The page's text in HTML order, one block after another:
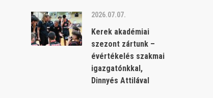
2026.07.07.
Kerek akadémiai
szezont zártunk –
évértékelés szakmai
igazgatónkkal,
Dinnyés Attilával